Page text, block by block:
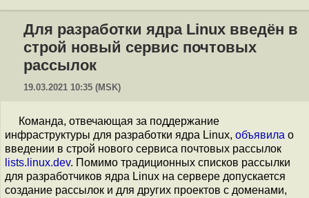
Для разработки ядра Linux введён в
строй новый сервис почтовых
рассылок
19.03.2021 10:35 (MSK)
Команда, отвечающая за поддержание
инфраструктуры для разработки ядра Linux, объявила о
введении в строй нового сервиса почтовых рассылок
lists.linux.dev. Помимо традиционных списков рассылки
для разработчиков ядра Linux на сервере допускается
создание рассылок и для других проектов с доменами,